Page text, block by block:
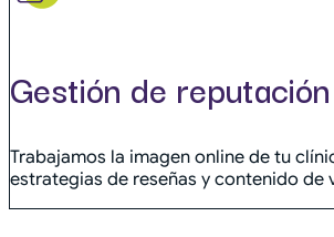
Gestión de reputación
Trabajamos la imagen online de tu
estrategias de reseñas y contenido de